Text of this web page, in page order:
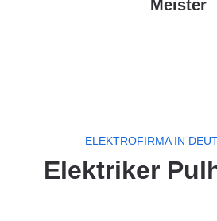
Meister
ELEKTROFIRMA IN
Elektriker